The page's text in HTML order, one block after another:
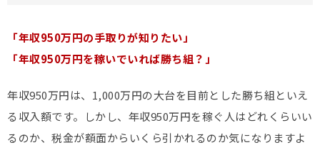
「年収950万円の手取りが知りたい」
「年収950万円を稼いでいれば勝ち組？」
年収950万円は、1,000万円の大台を目前とした勝ち組といえ
る収入額です。しかし、年収950万円を稼ぐ人はどれくらいい
るのか、税金が額面からいくら引かれるのか気になりますよ